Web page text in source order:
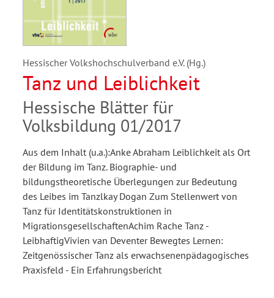
Hessischer Volkshochschulverband e.V. (Hg.)
Tanz und Leiblichkeit
Hessische Blätter für
Volksbildung 01/2017
Aus dem Inhalt (u.a.):Anke Abraham Leiblichkeit als Ort
der Bildung im Tanz. Biographie- und
bildungstheoretische Überlegungen zur Bedeutung
des Leibes im Tanzlkay Dogan Zum Stellenwert von
Tanz für Identitätskonstruktionen in
MigrationsgesellschaftenAchim Rache Tanz -
LeibhaftigVivien van Deventer Bewegtes Lernen:
Zeitgenössischer Tanz als erwachsenenpädagogisches
Praxisfeld - Ein Erfahrungsbericht